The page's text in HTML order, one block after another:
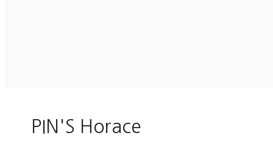
PIN'S Horace